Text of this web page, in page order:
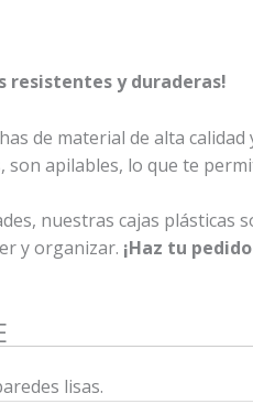
resistentes y duraderas!
de material de alta
apilables, lo que te
nuestras cajas plásticas
y organizar. ¡Haz tu
lisas.